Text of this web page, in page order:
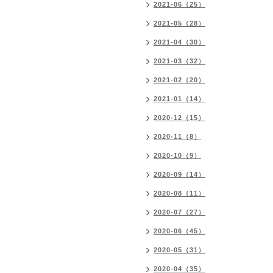
2021-06（25）
2021-05（28）
2021-04（30）
2021-03（32）
2021-02（20）
2021-01（14）
2020-12（15）
2020-11（8）
2020-10（9）
2020-09（14）
2020-08（11）
2020-07（27）
2020-06（45）
2020-05（31）
2020-04（35）